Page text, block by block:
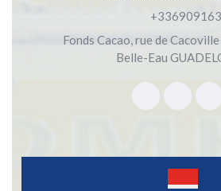
Fonds Cacao, rue de
Belle-Eau